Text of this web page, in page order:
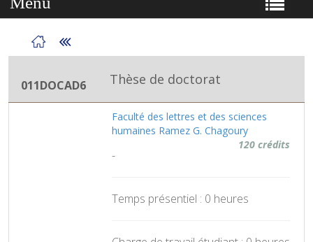
011DOCAD6 Thèse de doctorat
Faculté des lettres et des sciences
humaines Ramez G. Chagoury
120 crédits
-
Temps présentiel : 0 heures